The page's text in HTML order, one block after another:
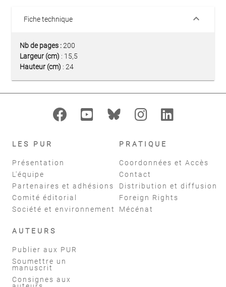
Fiche technique keyboard_arrow_down
Nb de pages :200
Largeur (cm) : 15,5
Hauteur (cm) : 24
LES PUR
Présentation
L'équipe
Partenaires et adhésions
Comité éditorial
Société et environnement
PRATIQUE
Coordonnées et Accès
Contact
Distribution et diffusion
Foreign Rights
Mécénat
AUTEURS
Publier aux PUR
Soumettre un
manuscrit
Consignes aux